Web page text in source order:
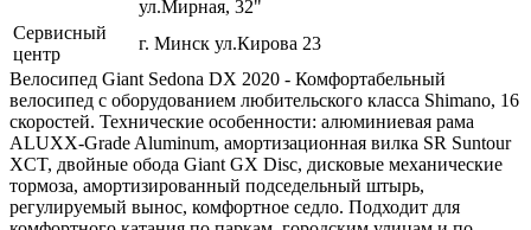
ул.Мирная, 32"
Сервисный
центр
г. Минск ул.Кирова 23
Велосипед Giant Sedona DX 2020 - Комфортабельный
велосипед с оборудованием любительского класса Shimano, 16
скоростей. Технические особенности: алюминиевая рама
ALUXX-Grade Aluminum, амортизационная вилка SR Suntour
XCT, двойные обода Giant GX Disc, дисковые механические
тормоза, амортизированный подседельный штырь,
регулируемый вынос, комфортное седло. Подходит для